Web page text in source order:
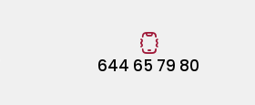
644 65 79 80